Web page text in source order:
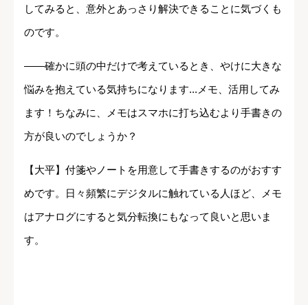
してみると、意外とあっさり解決できることに気づくも
のです。
――確かに頭の中だけで考えているとき、やけに大きな
悩みを抱えている気持ちになります...メモ、活用してみ
ます！ちなみに、メモはスマホに打ち込むより手書きの
方が良いのでしょうか？
【大平】付箋やノートを用意して手書きするのがおすす
めです。日々頻繁にデジタルに触れている人ほど、メモ
はアナログにすると気分転換にもなって良いと思いま
す。